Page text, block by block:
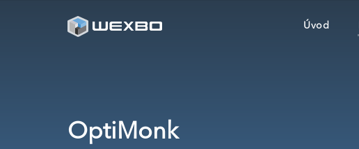
Úvod
OptiMonk